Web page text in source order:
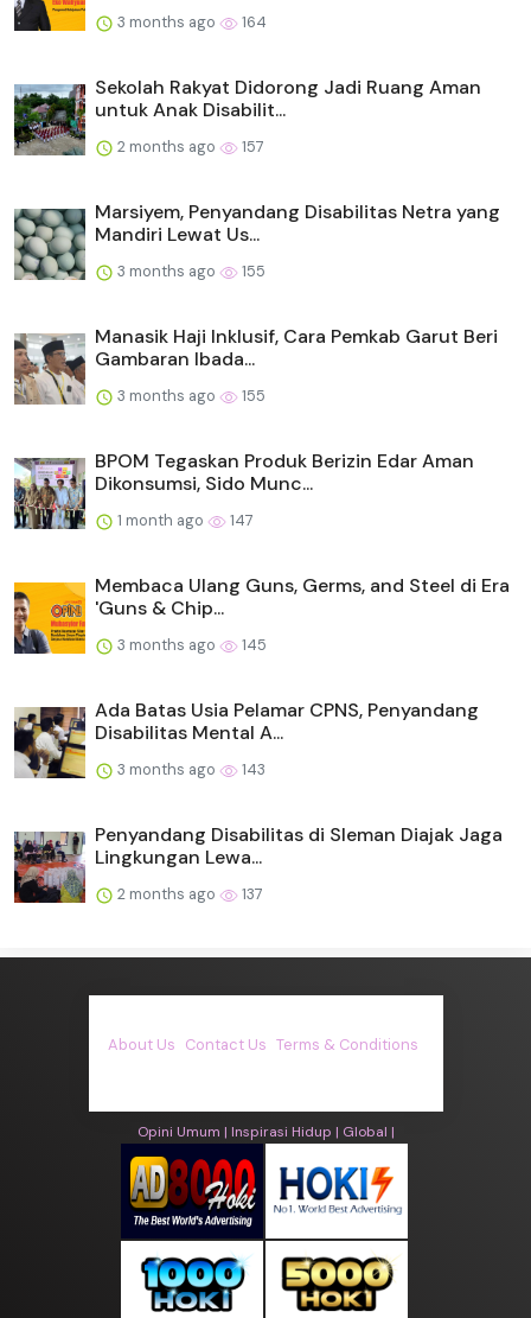
3 months ago 164
Sekolah Rakyat Didorong Jadi Ruang Aman
untuk Anak Disabilit...
2 months ago 157
Marsiyem, Penyandang Disabilitas Netra yang
Mandiri Lewat Us...
3 months ago 155
Manasik Haji Inklusif, Cara Pemkab Garut Beri
Gambaran Ibada...
3 months ago 155
BPOM Tegaskan Produk Berizin Edar Aman
Dikonsumsi, Sido Munc...
1 month ago 147
Membaca Ulang Guns, Germs, and Steel di Era
'Guns & Chip...
3 months ago 145
Ada Batas Usia Pelamar CPNS, Penyandang
Disabilitas Mental A...
3 months ago 143
Penyandang Disabilitas di Sleman Diajak Jaga
Lingkungan Lewa...
2 months ago 137
About Us Contact Us Terms & Conditions
Opini Umum | Inspirasi Hidup | Global |